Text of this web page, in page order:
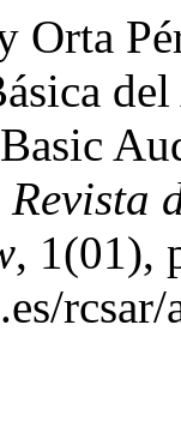
Orta
Revista
, 1(01),